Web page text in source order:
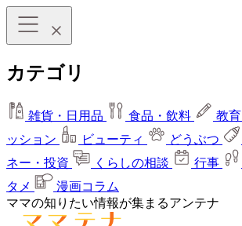
カテゴリ
雑貨・日用品 食品・飲料 教育
ッション
ビューティ どうぶつ
ネー・投資
くらしの相談 行事
タメ
漫画コラム
ママの知りたい情報が集まるアンテナ